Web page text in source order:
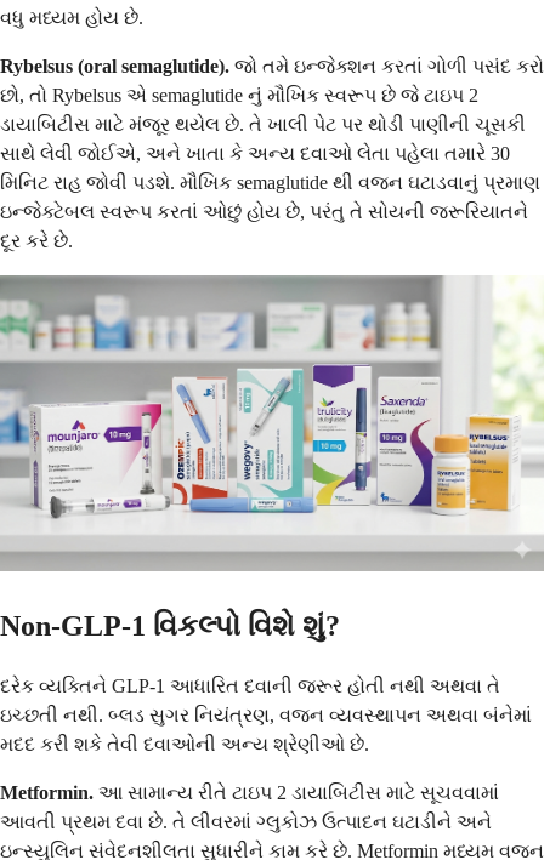
વધુ મધ્યમ હોય છે.
Rybelsus (oral semaglutide). જો તમે ઇન્જેક્શન કરતાં ગોળી પસંદ કરો
છો, તો Rybelsus એ semaglutide નું મૌખિક સ્વરૂપ છે જે ટાઇપ 2
ડાયાબિટીસ માટે મંજૂર થયેલ છે. તે ખાલી પેટ પર થોડી પાણીની ચૂસકી
સાથે લેવી જોઈએ, અને ખાતા કે અન્ય દવાઓ લેતા પહેલા તમારે 30
મિનિટ રાહ જોવી પડશે. મૌખિક semaglutide થી વજન ઘટાડવાનું પ્રમાણ
ઇન્જેક્ટેબલ સ્વરૂપ કરતાં ઓછું હોય છે, પરંતુ તે સોયની જરૂરિયાતને
દૂર કરે છે.
Non-GLP-1 વિકલ્પો વિશે શું?
દરેક વ્યક્તિને GLP-1 આધારિત દવાની જરૂર હોતી નથી અથવા તે
ઇચ્છતી નથી. બ્લડ સુગર નિયંત્રણ, વજન વ્યવસ્થાપન અથવા બંનેમાં
મદદ કરી શકે તેવી દવાઓની અન્ય શ્રેણીઓ છે.
Metformin. આ સામાન્ય રીતે ટાઇપ 2 ડાયાબિટીસ માટે સૂચવવામાં
આવતી પ્રથમ દવા છે. તે લીવરમાં ગ્લુકોઝ ઉત્પાદન ઘટાડીને અને
ઇન્સ્યુલિન સંવેદનશીલતા સુધારીને કામ કરે છે. Metformin મધ્યમ વજન